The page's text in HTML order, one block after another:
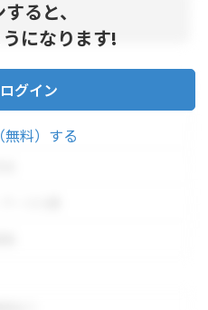
ると、
になります!
グイン
無料）する